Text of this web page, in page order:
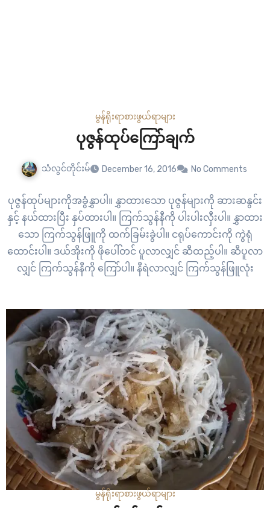
မွန်ရိုးရာစားဖွယ်ရာများ
ပုဇွန်ထုပ်ကြော်ချက်
သံလွင်တိုင်းမ် December 16, 2016 No Comments
ပုဇွန်ထုပ်များကိုအခွံနွှာပါ။ နွှာထားသော ပုဇွန်များကို ဆားဆနွင်း
နှင့် နယ်ထားပြီး နှပ်ထားပါ။ ကြက်သွန်နီကို ပါးပါးလှီးပါ။ နွှာထား
သော ကြက်သွန်ဖြူကို ထက်ခြမ်းခွဲပါ။ ငရုပ်ကောင်းကို ကွဲရုံ
ထောင်းပါ။ ဒယ်အိုးကို ဖိုပေါ်တင် ပူလာလျှင် ဆီထည့်ပါ။ ဆီပူလာ
လျှင် ကြက်သွန်နီကို ကြော်ပါ။ နီရဲလာလျှင် ကြက်သွန်ဖြူလုံး
မွန်ရိုးရာစားဖွယ်ရာများ